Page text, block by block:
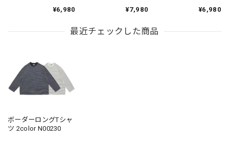
¥6,980
¥7,980
¥6,980
最近チェックした商品
ボーダーロングTシャ
ツ 2color N00230